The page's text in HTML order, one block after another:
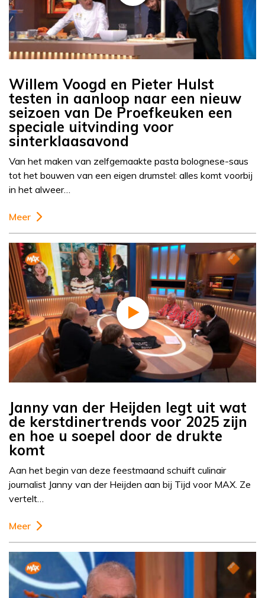
Willem Voogd en Pieter Hulst
testen in aanloop naar een nieuw
seizoen van De Proefkeuken een
speciale uitvinding voor
sinterklaasavond
Van het maken van zelfgemaakte pasta bolognese-saus
tot het bouwen van een eigen drumstel: alles komt voorbij
in het alweer…
Meer
Janny van der Heijden legt uit wat
de kerstdinertrends voor 2025 zijn
en hoe u soepel door de drukte
komt
Aan het begin van deze feestmaand schuift culinair
journalist Janny van der Heijden aan bij Tijd voor MAX. Ze
vertelt…
Meer